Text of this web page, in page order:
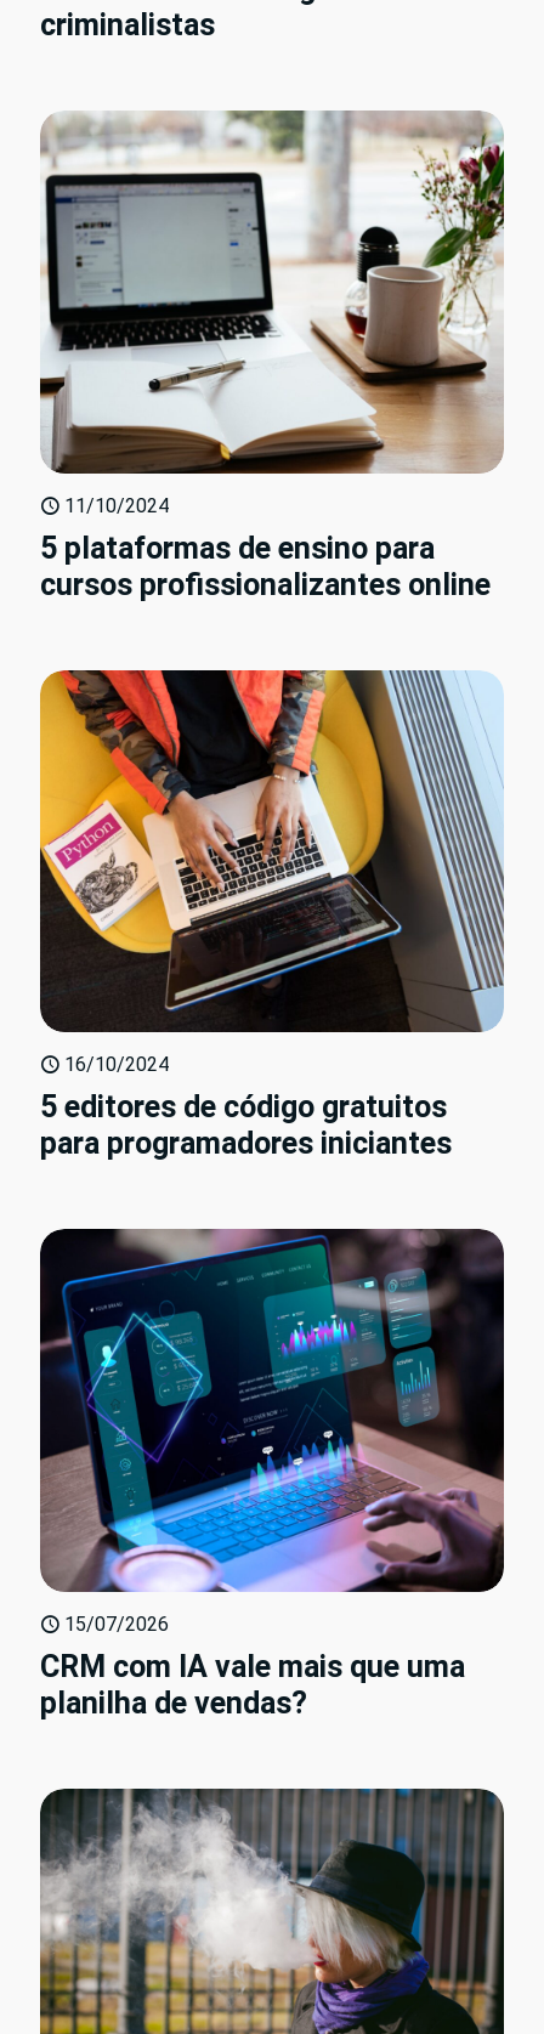
criminalistas
11/10/2024
5 plataformas de ensino para
cursos profissionalizantes online
16/10/2024
5 editores de código gratuitos
para programadores iniciantes
15/07/2026
CRM com IA vale mais que uma
planilha de vendas?